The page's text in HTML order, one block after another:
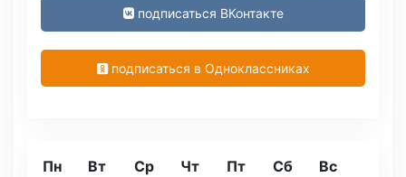
подписаться ВКонтакте
подписаться в Одноклассниках
Пн Вт Ср Чт Пт Сб Вс